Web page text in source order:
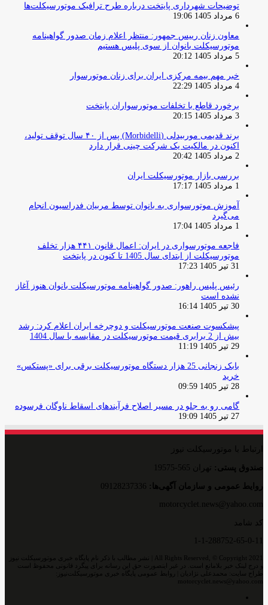
توضیحات شهرداری پایتخت درباره طرح ترافیک موتورسیکلت‌ها
6 مرداد 1405 19:06
معاون زنان رییس جمهور: منتظر اعلام زمان صدور گواهینامه
موتورسیکلت بانوان از سوی پلیس هستیم
5 مرداد 1405 20:12
خبر مهم بیمه مرکزی ایران برای زنان موتورسوار
4 مرداد 1405 22:29
برخورد قاطع با تخلفات موتورسواران پایتخت
3 مرداد 1405 20:15
برند قدیمی موربیدلی (Morbidelli) پس از ۴۰ سال توقف تولید،
اکنون در مالکیت یک شرکت چینی قرار دارد
2 مرداد 1405 20:42
بررسی بازار موتورسیکلت ایران
1 مرداد 1405 17:17
آموزش موتورسواری به بانوان توسط مربیان فدراسیون انجام
می‌گیرد
1 مرداد 1405 17:04
فاجعه موتورسواری در ایران: اعمال قانون ۴۴۱ هزار تخلف
موتورسیکلت از ابتدای سال 1405 تا کنون در پایتخت
31 تیر 1405 17:23
رئیس پلیس راهور: صدور گواهینامه موتورسیکلت بانوان هنوز آغاز
نشده است
30 تیر 1405 16:14
پیشکسوت صنعت موتورسیکلت و دوچرخه ایران اعلام کرد: رشد
بیش از 2 برابری قیمت موتورسیکلت در مقایسه با سال 1404
29 تیر 1405 11:19
بابک زنجانی 25 هزار دستگاه موتورسیکلت برقی برای «پستکس»
خرید
28 تیر 1405 09:59
گامی رو به جلو در مسیر اصلاح فرآیندهای اسقاط ناوگان فرسوده
27 تیر 1405 19:09
ارتباط با موتورسیکلت نیوز
صندوق پستی: تهران 565-19575
روایط عمومی و سازمان آگهی‌ها:
motorcyclet.news@yahoo.com
کد شامد
1-1-288752-65-0-11
All Rights Reserved, © Copyright 2021 | نشر مطالب با ذکر نام پایگاه خبری موتورسیکلت نیوز
و درج لینک خبر بلامانع است. در غیر اینصورت حق این رسانه برای پیگرد قانونی محفوظ است
طراح سایت: محمدعلی نژادیان | روابط عمومی پایگاه خبری موتورسیکلت‌نیوز:
motorcyclet.news@yahoo.com